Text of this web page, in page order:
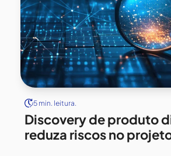
5 min. leitura.
Discovery de produto
reduza riscos no